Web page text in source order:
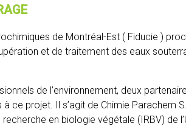
de Montréal-Est ( Fiducie )
et de traitement des eaux
de l’environnement, deux
ce projet. Il s’agit de Chimie Parachem
en biologie végétale (IRBV) de